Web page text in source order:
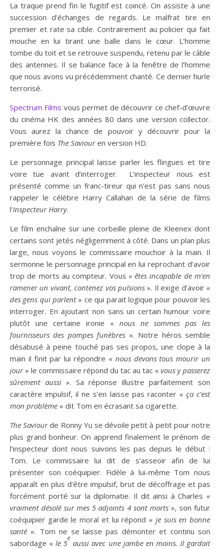
La traque prend fin le fugitif est coincé. On assiste à une
succession d’échanges de regards. Le malfrat tire en
premier et rate sa cible. Contrairement au policier qui fait
mouche en lui tirant une balle dans le cœur. L’homme
tombe du toit et se retrouve suspendu, retenu par le câble
des antennes. Il se balance face à la fenêtre de l’homme
que nous avons vu précédemment chanté. Ce dernier hurle
terrorisé.
Spectrum Films vous permet de découvrir ce chef-d’œuvre
du cinéma HK des années 80 dans une version collector.
Vous aurez la chance de pouvoir y découvrir pour la
première fois The Saviouren version HD.
Le personnage principal laisse parler les flingues et tire
voire tue avant d’interroger. L’inspecteur nous est
présenté comme un franc-tireur qui n’est pas sans nous
rappeler le célèbre Harry Callahan de la série de films
l’Inspecteur Harry.
Le film enchaîne sur une corbeille pleine de Kleenex dont
certains sont jetés négligemment à côté. Dans un plan plus
large, nous voyons le commissaire mouchoir à la main. Il
sermonne le personnage principal en lui reprochant d’avoir
trop de morts au compteur. Vous « êtes incapable de m’en
ramener un vivant, contenez vos pulsions ». Il exige d’avoir «
des gens qui parlent » ce qui parait logique pour pouvoir les
interroger. En ajoutant non sans un certain humour voire
plutôt une certaine ironie « nous ne sommes pas les
fournisseurs des pompes funèbres ». Notre héros semble
désabusé à peine touché pas ses propos, une clope à la
main il finit par lui répondre « nous devons tous mourir un
jour» le commissaire répond du tac au tac « vous y passerez
sûrement aussi ». Sa réponse illustre parfaitement son
caractère impulsif, il ne s’en laisse pas raconter « ça c’est
mon problème » dit Tom en écrasant sa cigarette.
The Saviourde Ronny Yu se dévoile petit à petit pour notre
plus grand bonheur. On apprend finalement le prénom de
l’inspecteur dont nous suivons les pas depuis le début :
Tom. Le commissaire lui dit de s’asseoir afin de lui
présenter son coéquipier. Fidèle à lui-même Tom nous
apparaît en plus d’être impulsif, brut de décoffrage et pas
forcément porté sur la diplomatie. Il dit ainsi à Charles «
vraiment désolé sur mes 5 adjoints 4 sont morts», son futur
coéquipier garde le moral et lui répond « je suis en bonne
santé ». Tom ne se laisse pas démonter et continu son
sabordage «le 5
e
aussi avec une jambe en moins. Il gardait